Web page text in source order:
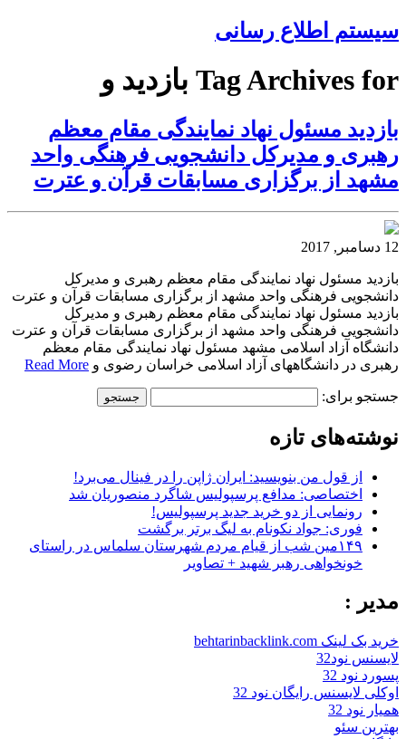
سیستم اطلاع رسانی
Tag Archives for بازدید و
بازدید مسئول نهاد نمایندگی مقام معظم
رهبری و مدیرکل دانشجویی فرهنگی واحد
مشهد از برگزاری مسابقات قرآن و عترت
12 دسامبر, 2017
بازدید مسئول نهاد نمایندگی مقام معظم رهبری و مدیرکل
دانشجویی فرهنگی واحد مشهد از برگزاری مسابقات قرآن و عترت
بازدید مسئول نهاد نمایندگی مقام معظم رهبری و مدیرکل
دانشجویی فرهنگی واحد مشهد از برگزاری مسابقات قرآن و عترت
دانشگاه آزاد اسلامی مشهد مسئول نهاد نمایندگی مقام معظم
رهبری در دانشگاههای آزاد اسلامی خراسان رضوی و Read More
جستجو برای:
نوشته‌های تازه
از قول من بنویسید: ایران ژاپن را در فینال می‌برد!
اختصاصی: مدافع پرسپولیس شاگرد منصوریان شد
رونمایی از دو خرید جدید پرسپولیس!
فوری: جواد نکونام به لیگ برتر برگشت
۱۴۹مین شب از قیام مردم شهرستان سلماس در راستای
خونخواهی رهبر شهید + تصاویر
مدیر :
خرید بک لینک behtarinbacklink.com
لایسنس نود32
پسورد نود 32
اوکلی لایسنس رایگان نود 32
همیار نود 32
بهترین سئو